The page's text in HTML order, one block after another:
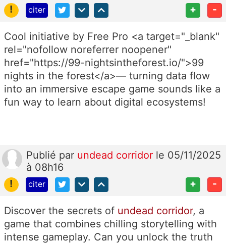
! citer + -
Cool initiative by Free Pro <a target="_blank"
rel="nofollow noreferrer noopener"
href="https://99-nightsintheforest.io/">99
nights in the forest</a>— turning data flow
into an immersive escape game sounds like a
fun way to learn about digital ecosystems!
Publié par undead corridor le 05/11/2025
à 08h16
!
citer + -
Discover the secrets of undead corridor, a
game that combines chilling storytelling with
intense gameplay. Can you unlock the truth